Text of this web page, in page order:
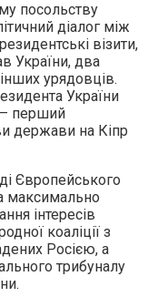
посольству
діалог між
візити,
України, два
урядовців.
України
— перший
держави на Кіпр
Європейського
максимально
інтересів
коаліції з
Росією, а
трибуналу